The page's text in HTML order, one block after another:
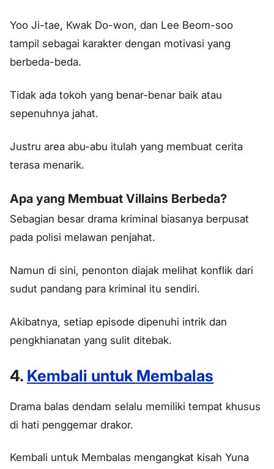
Yoo Ji-tae, Kwak Do-won, dan Lee Beom-soo
tampil sebagai karakter dengan motivasi yang
berbeda-beda.
Tidak ada tokoh yang benar-benar baik atau
sepenuhnya jahat.
Justru area abu-abu itulah yang membuat cerita
terasa menarik.
Apa yang Membuat Villains Berbeda?
Sebagian besar drama kriminal biasanya berpusat
pada polisi melawan penjahat.
Namun di sini, penonton diajak melihat konflik dari
sudut pandang para kriminal itu sendiri.
Akibatnya, setiap episode dipenuhi intrik dan
pengkhianatan yang sulit ditebak.
4. Kembali untuk Membalas
Drama balas dendam selalu memiliki tempat khusus
di hati penggemar drakor.
Kembali untuk Membalas mengangkat kisah Yuna